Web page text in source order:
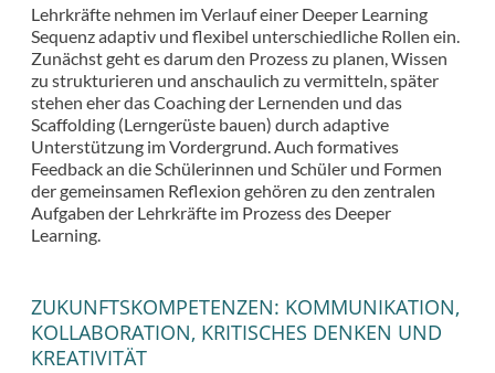
Lehrkräfte nehmen im Verlauf einer Deeper Learning
Sequenz adaptiv und flexibel unterschiedliche Rollen ein.
Zunächst geht es darum den Prozess zu planen, Wissen
zu strukturieren und anschaulich zu vermitteln, später
stehen eher das Coaching der Lernenden und das
Scaffolding (Lerngerüste bauen) durch adaptive
Unterstützung im Vordergrund. Auch formatives
Feedback an die Schülerinnen und Schüler und Formen
der gemeinsamen Reflexion gehören zu den zentralen
Aufgaben der Lehrkräfte im Prozess des Deeper
Learning.
ZUKUNFTSKOMPETENZEN: KOMMUNIKATION,
KOLLABORATION, KRITISCHES DENKEN UND
KREATIVITÄT